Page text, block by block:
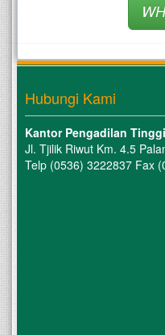
Hubungi Kami
Kantor Pengadilan
Jl. Tjilik Riwut Km. 4.5
Telp (0536) 3222837 Fax